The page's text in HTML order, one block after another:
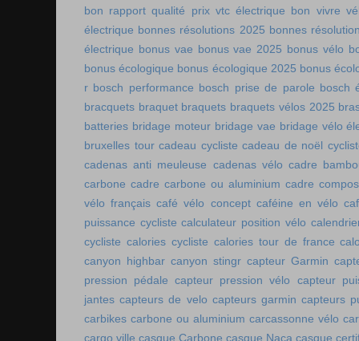
bon rapport qualité prix vtc électrique bon vivre
électrique bonnes résolutions 2025 bonnes
électrique bonus vae bonus vae 2025 bonus vélo
bonus écologique bonus écologique 2025 bonus
r bosch performance bosch prise de parole bosch
bracquets braquet braquets braquets vélos 2025
batteries bridage moteur bridage vae bridage vélo
bruxelles tour cadeau cycliste cadeau de noël
cadenas anti meuleuse cadenas vélo cadre
carbone cadre carbone ou aluminium cadre
vélo français café vélo concept caféine en vélo
puissance cycliste calculateur position vélo
cycliste calories cycliste calories tour de france
canyon highbar canyon stingr capteur Garmin
pression pédale capteur pression vélo
capteur
jantes capteurs de velo capteurs garmin capteurs
carbikes carbone ou aluminium carcassonne vélo
cargo ville casque Carbone casque Naca casque